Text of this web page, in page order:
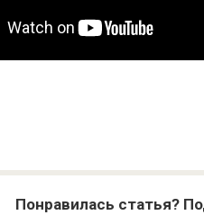
Понравилась статья?